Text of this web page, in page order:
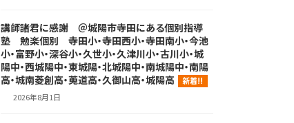
講師諸君に感謝 ＠城陽市寺田にある個別指導
塾 勉楽個別 寺田小・寺田西小・寺田南小・今池
小・富野小・深谷小・久世小・久津川小・古川小・城
陽中・西城陽中・東城陽・北城陽中・南城陽中・南陽
高・城南菱創高・莵道高・久御山高・城陽高
新着!!
2026年8月1日